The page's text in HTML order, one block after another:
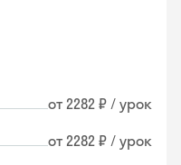
от 2282 ₽ / урок
от 2282 ₽ / урок